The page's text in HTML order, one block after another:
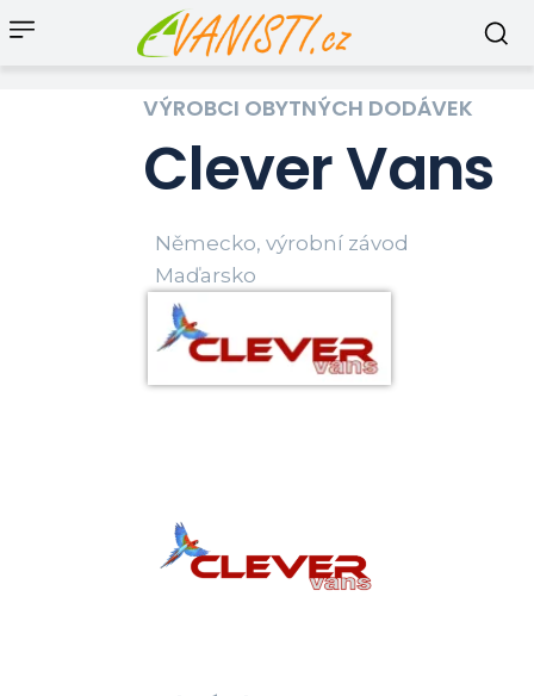
VÝROBCI OBYTNÝCH DODÁVEK
Clever Vans
Německo, výrobní závod
Maďarsko